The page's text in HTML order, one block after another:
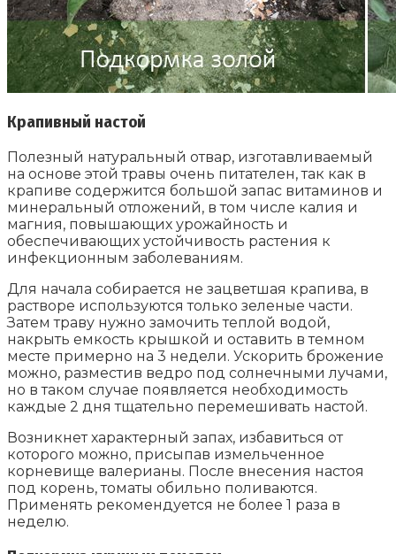
Крапивный настой
Полезный натуральный отвар, изготавливаемый
на основе этой травы очень питателен, так как в
крапиве содержится большой запас витаминов и
минеральный отложений, в том числе калия и
магния, повышающих урожайность и
обеспечивающих устойчивость растения к
инфекционным заболеваниям.
Для начала собирается не зацветшая крапива, в
растворе используются только зеленые части.
Затем траву нужно замочить теплой водой,
накрыть емкость крышкой и оставить в темном
месте примерно на 3 недели. Ускорить брожение
можно, разместив ведро под солнечными лучами,
но в таком случае появляется необходимость
каждые 2 дня тщательно перемешивать настой.
Возникнет характерный запах, избавиться от
которого можно, присыпав измельченное
корневище валерианы. После внесения настоя
под корень, томаты обильно поливаются.
Применять рекомендуется не более 1 раза в
неделю.